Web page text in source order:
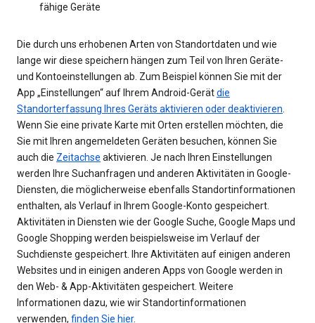
fähige Geräte
Die durch uns erhobenen Arten von Standortdaten und wie
lange wir diese speichern hängen zum Teil von Ihren Geräte-
und Kontoeinstellungen ab. Zum Beispiel können Sie mit der
App „Einstellungen“ auf Ihrem Android-Gerätdie
Standorterfassung Ihres Geräts aktivieren oder deaktivieren
Wenn Sie eine private Karte mit Orten erstellen möchten, die
Sie mit Ihren angemeldeten Geräten besuchen, können Sie
auch die Zeitachse aktivieren. Je nach Ihren Einstellungen
werden Ihre Suchanfragen und anderen Aktivitäten in Google-
Diensten, die möglicherweise ebenfalls Standortinformationen
enthalten, als Verlauf in Ihrem Google-Konto gespeichert.
Aktivitäten in Diensten wie der Google Suche, Google Maps und
Google Shopping werden beispielsweise im Verlauf der
Suchdienste gespeichert. Ihre Aktivitäten auf einigen anderen
Websites und in einigen anderen Apps von Google werden in
den Web- & App-Aktivitäten gespeichert. Weitere
Informationen dazu, wie wir Standortinformationen
verwenden, finden Sie hier.